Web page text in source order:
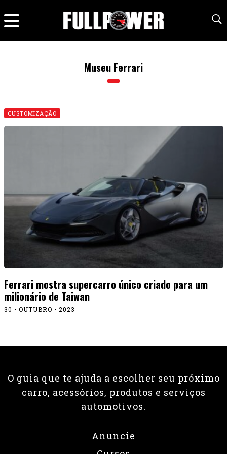
Museu Ferrari
CUSTOMIZAÇÃO
Ferrari mostra supercarro único criado para um
milionário de Taiwan
30 • OUTUBRO • 2023
O guia que te ajuda a escolher seu próximo
carro, acessórios, produtos e serviços
automotivos.
Anuncie